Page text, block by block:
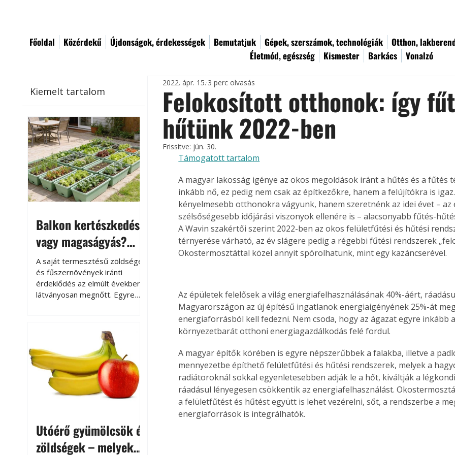
Főoldal Közérdekű Újdonságok, érdekességek Bemutatjuk Gépek, szerszámok, technológiák
Otthon,
Életmód, egészség
Kismester Barkács Vonalzó
Kiemelt tartalom
Balkon kertészkedés
vagy magaságyás?
Helytakarékos
kertészkedés
A saját termesztésű zöldségek
és fűszernövények iránti
érdeklődés az elmúlt években
látványosan megnőtt. Egyre
kertészkedés sokak számára
kikapcsolódást és feltöltődést
is jelent.
Utóérő gyümölcsök és
zöldségek – melyek
Felokosított otthonok: így
hűtünk 2022-ben
2022. ápr. 15. 3 perc olvasás
Frissítve: jún. 30.
Támogatott tartalom
A magyar lakosság igénye az okos megoldások iránt a hűtés és a fűtés
inkább nő, ez pedig nem csak az építkezőkre, hanem a felújítókra is
kényelmesebb otthonokra vágyunk, hanem szeretnénk az idei évet –
szélsőségesebb időjárási viszonyok ellenére is – alacsonyabb fűtés-
A Wavin szakértői szerint 2022-ben az okos felületfűtési és hűtési
térnyerése várható, az év slágere pedig a régebbi fűtési rendszerek
Okostermosztáttal közel annyit spórolhatunk, mint egy kazáncserével.
Az épületek felelősek a világ energiafelhasználásának 40%-áért,
Magyarországon az új építésű ingatlanok energiaigényének 25%-át
energiaforrásból kell fedezni. Nem csoda, hogy az ágazat egyre inkább
környezetbarát otthoni energiagazdálkodás felé fordul.
A magyar építők körében is egyre népszerűbbek a falakba, illetve a
mennyezetbe építhető felületfűtési és hűtési rendszerek, melyek a
radiátoroknál sokkal egyenletesebben adják le a hőt, kiváltják a
ráadásul lényegesen csökkentik az energiafelhasználást.
a felületfűtést és hűtést együtt is lehet vezérelni, sőt, a rendszerbe a
energiaforrások is integrálhatók.